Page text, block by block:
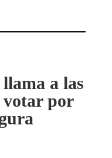
a las
votar por